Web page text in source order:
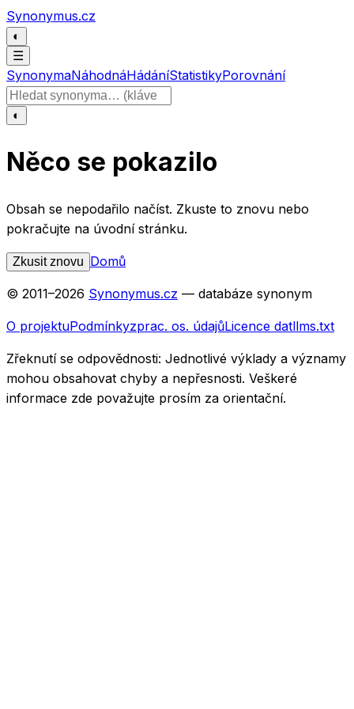
Přeskočit na obsah
Synonymus.cz
◐
☰
SynonymaNáhodnáHádáníStatistikyPorovnání
Hledat slovo
◐
Něco se pokazilo
Obsah se nepodařilo načíst. Zkuste to znovu nebo
pokračujte na úvodní stránku.
Zkusit znovu Domů
© 2011–2026 Synonymus.cz — databáze synonym
O projektuPodmínkyzprac. os. údajůLicence datllms.txt
Zřeknutí se odpovědnosti: Jednotlivé výklady a významy
mohou obsahovat chyby a nepřesnosti. Veškeré
informace zde považujte prosím za orientační.